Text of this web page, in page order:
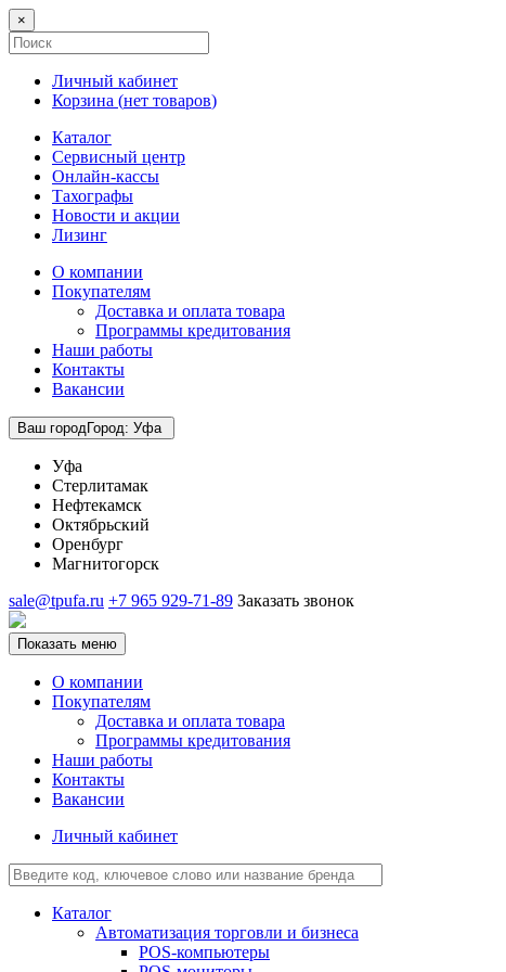
×
Личный кабинет
Корзина (нет товаров)
Каталог
Сервисный центр
Онлайн-кассы
Тахографы
Новости и акции
Лизинг
О компании
Покупателям
Доставка и оплата товара
Программы кредитования
Наши работы
Контакты
Вакансии
Ваш городГород: Уфа
Уфа
Стерлитамак
Нефтекамск
Октябрьский
Оренбург
Магнитогорск
sale@tpufa.ru +7 965 929-71-89 Заказать звонок
Показать меню
О компании
Покупателям
Доставка и оплата товара
Программы кредитования
Наши работы
Контакты
Вакансии
Личный кабинет
Каталог
Автоматизация торговли и бизнеса
POS-компьютеры